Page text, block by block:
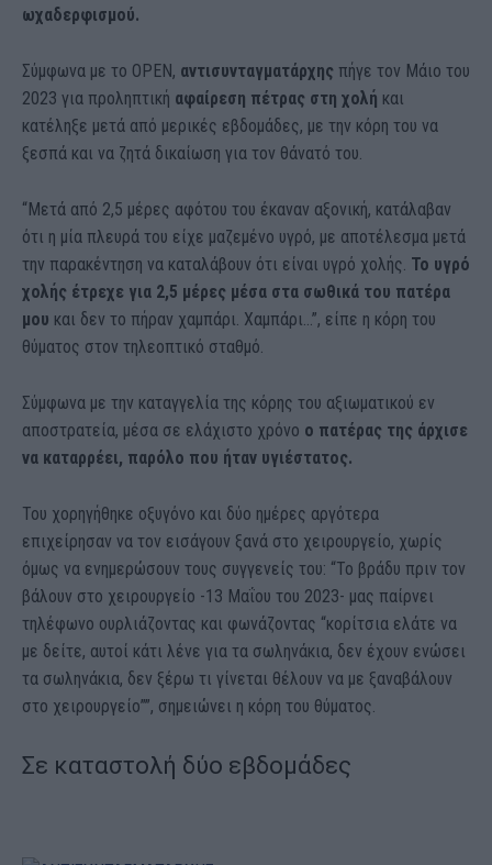
ωχαδερφισμού.
Σύμφωνα με το OPEN, αντισυνταγματάρχης πήγε τον Μάιο του
2023 για προληπτική αφαίρεση πέτρας στη χολή και
κατέληξε μετά από μερικές εβδομάδες, με την κόρη του να
ξεσπά και να ζητά δικαίωση για τον θάνατό του.
“Μετά από 2,5 μέρες αφότου του έκαναν αξονική, κατάλαβαν
ότι η μία πλευρά του είχε μαζεμένο υγρό, με αποτέλεσμα μετά
την παρακέντηση να καταλάβουν ότι είναι υγρό χολής. Το υγρό
χολής έτρεχε για 2,5 μέρες μέσα στα σωθικά του πατέρα
μου και δεν το πήραν χαμπάρι. Χαμπάρι…”, είπε η κόρη του
θύματος στον τηλεοπτικό σταθμό.
Σύμφωνα με την καταγγελία της κόρης του αξιωματικού εν
αποστρατεία, μέσα σε ελάχιστο χρόνο ο πατέρας της άρχισε
να καταρρέει, παρόλο που ήταν υγιέστατος.
Του χορηγήθηκε οξυγόνο και δύο ημέρες αργότερα
επιχείρησαν να τον εισάγουν ξανά στο χειρουργείο, χωρίς
όμως να ενημερώσουν τους συγγενείς του: “Το βράδυ πριν τον
βάλουν στο χειρουργείο -13 Μαΐου του 2023- μας παίρνει
τηλέφωνο ουρλιάζοντας και φωνάζοντας “κορίτσια ελάτε να
με δείτε, αυτοί κάτι λένε για τα σωληνάκια, δεν έχουν ενώσει
τα σωληνάκια, δεν ξέρω τι γίνεται θέλουν να με ξαναβάλουν
στο χειρουργείο””, σημειώνει η κόρη του θύματος.
Σε καταστολή δύο εβδομάδες